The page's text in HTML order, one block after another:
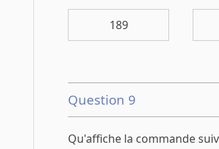
189
Question 9
Qu'affiche la commande